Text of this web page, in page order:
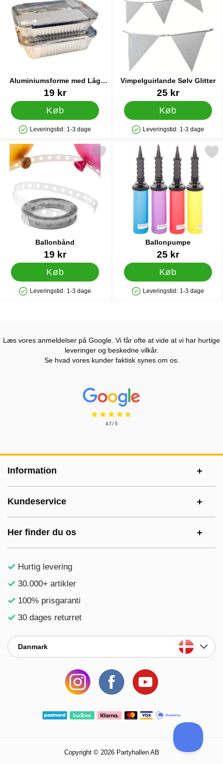
Aluminiumsforme med Låg
1,9L 3-pak
Varenr 4508119 kr
Køb
Produkttilgængelighed: På lager
Leveringstid: 1-3 dage
Vimpelguirlande Sølv Glitter
Varenr 8601225 kr
Køb
Produkttilgængelighed: På lager
Leveringstid: 1-3 dage
Ballonbånd
Varenr 2121119 kr
Køb
Produkttilgængelighed: På lager
Leveringstid: 1-3 dage
Markér ballonbånd som favorit
Ballonpumpe
25 kr
Køb
Produkttilgængelighed: På lager
Leveringstid: 1-3 dage
Markér
Læs vores anmeldelser på Google. Vi får ofte at vide at vi har hurtige
leveringer og beskedne vilkår.
Se hvad vores kunder faktisk synes om os.
Prisjakt Anmeldelser: 4.7 Stjerne
4.7 / 5
Information
Kundeservice
Her finder du os
Hurtig levering
30.000+ artikler
100% prisgaranti
30 dages returret
Danmark
Copyright © 2026 Partyhallen AB